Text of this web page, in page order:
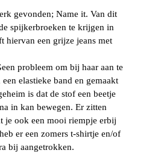
gevonden; Name it. Van dit
spijkerbroeken te krijgen in
hiervan een grijze jeans met
probleem om bij haar aan te
elastieke band en gemaakt
is dat de stof een beetje
in kan bewegen. Er zitten
je ook een mooi riempje erbij
er een zomers t-shirtje en/of
bij aangetrokken.